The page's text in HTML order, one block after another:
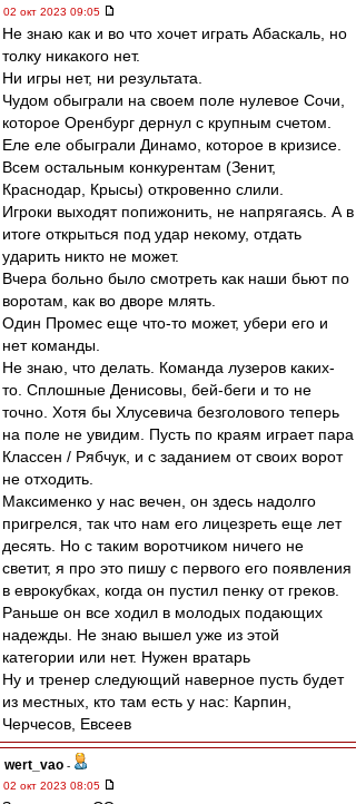
02 окт 2023 09:05
Не знаю как и во что хочет играть Абаскаль, но
толку никакого нет.
Ни игры нет, ни результата.
Чудом обыграли на своем поле нулевое Сочи,
которое Оренбург дернул с крупным счетом.
Еле еле обыграли Динамо, которое в кризисе.
Всем остальным конкурентам (Зенит,
Краснодар, Крысы) откровенно слили.
Игроки выходят попижонить, не напрягаясь. А в
итоге открыться под удар некому, отдать
ударить никто не может.
Вчера больно было смотреть как наши бьют по
воротам, как во дворе млять.
Один Промес еще что-то может, убери его и
нет команды.
Не знаю, что делать. Команда лузеров каких-
то. Сплошные Денисовы, бей-беги и то не
точно. Хотя бы Хлусевича безголового теперь
на поле не увидим. Пусть по краям играет пара
Классен / Рябчук, и с заданием от своих ворот
не отходить.
Максименко у нас вечен, он здесь надолго
пригрелся, так что нам его лицезреть еще лет
десять. Но с таким воротчиком ничего не
светит, я про это пишу с первого его появления
в еврокубках, когда он пустил пенку от греков.
Раньше он все ходил в молодых подающих
надежды. Не знаю вышел уже из этой
категории или нет. Нужен вратарь
Ну и тренер следующий наверное пусть будет
из местных, кто там есть у нас: Карпин,
Черчесов, Евсеев
wert_vao -
02 окт 2023 08:05